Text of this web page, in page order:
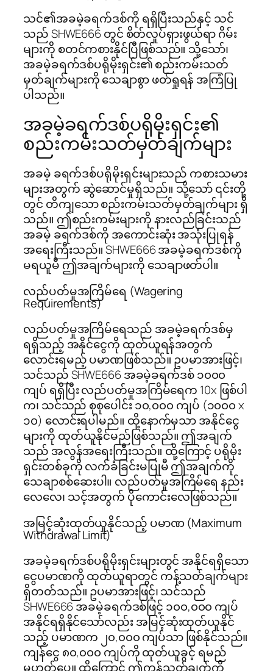
သင်၏အခမဲ့ခရက်ဒစ်ကို ရရှိပြီးသည်နှင့် သင်
သည် SHWE666 တွင် စိတ်လှုပ်ရှားဖွယ်ရာ ဂိမ်း
များကို စတင်ကစားနိုင်ပြီဖြစ်သည်။ သို့သော်၊
အခမဲ့ခရက်ဒစ်ပရိုမိုးရှင်း၏ စည်းကမ်းသတ်
မှတ်ချက်များကို သေချာစွာ ဖတ်ရှုရန် အကြံပြု
ပါသည်။
အခမဲ့ခရက်ဒစ်ပရိုမိုးရှင်း၏
စည်းကမ်းသတ်မှတ်ချက်များ
အခမဲ့ ခရက်ဒစ်ပရိုမိုးရှင်းများသည် ကစားသမား
များအတွက် ဆွဲဆောင်မှုရှိသည်။ သို့သော် ၎င်းတို့
တွင် တိကျသော စည်းကမ်းသတ်မှတ်ချက်များ ရှိ
သည်။ ဤစည်းကမ်းများကို နားလည်ခြင်းသည်
အခမဲ့ ခရက်ဒစ်ကို အကောင်းဆုံး အသုံးပြုရန်
အရေးကြီးသည်။ SHWE666 အခမဲ့ခရက်ဒစ်ကို
မရယူမီ ဤအချက်များကို သေချာဖတ်ပါ။
လည်ပတ်မှုအကြိမ်ရေ (Wagering
Requirements)
လည်ပတ်မှုအကြိမ်ရေသည် အခမဲ့ခရက်ဒစ်မှ
ရရှိသည့် အနိုင်ငွေကို ထုတ်ယူရန်အတွက်
လောင်းရမည့် ပမာဏဖြစ်သည်။ ဥပမာအားဖြင့်၊
သင်သည် SHWE666 အခမဲ့ခရက်ဒစ် ၁၀၀၀
ကျပ် ရရှိပြီး လည်ပတ်မှုအကြိမ်ရေက 10x ဖြစ်ပါ
က၊ သင်သည် စုစုပေါင်း ၁၀,၀၀၀ ကျပ် (၁၀၀၀ x
၁၀) လောင်းရပါမည်။ ထို့နောက်မှသာ အနိုင်ငွေ
များကို ထုတ်ယူနိုင်မည်ဖြစ်သည်။ ဤအချက်
သည် အလွန်အရေးကြီးသည်။ ထို့ကြောင့် ပရိုမိုး
ရှင်းတစ်ခုကို လက်ခံခြင်းမပြုမီ ဤအချက်ကို
သေချာစစ်ဆေးပါ။ လည်ပတ်မှုအကြိမ်ရေ နည်း
လေလေ၊ သင့်အတွက် ပိုကောင်းလေဖြစ်သည်။
အမြင့်ဆုံးထုတ်ယူနိုင်သည့် ပမာဏ (Maximum
Withdrawal Limit)
အခမဲ့ခရက်ဒစ်ပရိုမိုးရှင်းများတွင် အနိုင်ရရှိသော
ငွေပမာဏကို ထုတ်ယူရာတွင် ကန့်သတ်ချက်များ
ရှိတတ်သည်။ ဥပမာအားဖြင့်၊ သင်သည်
SHWE666 အခမဲ့ခရက်ဒစ်ဖြင့် ၁၀၀,၀၀၀ ကျပ်
အနိုင်ရရှိနိုင်သော်လည်း အမြင့်ဆုံးထုတ်ယူနိုင်
သည့် ပမာဏက ၂၀,၀၀၀ ကျပ်သာ ဖြစ်နိုင်သည်။
ကျန်ငွေ ၈၀,၀၀၀ ကျပ်ကို ထုတ်ယူခွင့် ရမည်
မဟုတ်ပေ။ ထို့ကြောင့် ဤကန့်သတ်ချက်ကို